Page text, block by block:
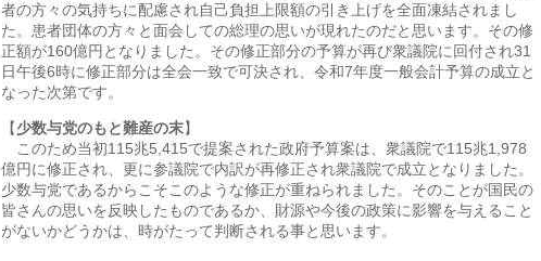
者の方々の気持ちに配慮され自己負担上限額の引き上げを全面凍結されまし
た。患者団体の方々と面会しての総理の思いが現れたのだと思います。その修
正額が160億円となりました。その修正部分の予算が再び衆議院に回付され31
日午後6時に修正部分は全会一致で可決され、令和7年度一般会計予算の成立と
なった次第です。
【 少数与党のもと難産の末】
このため当初115兆5,415で提案された政府予算案は、衆議院で115兆1,978
億円に修正され、更に参議院で内訳が再修正され衆議院で成立となりました。
少数与党であるからこそこのような修正が重ねられました。そのことが国民の
皆さんの思いを反映したものであるか、財源や今後の政策に影響を与えること
がないかどうかは、時がたって判断される事と思います。